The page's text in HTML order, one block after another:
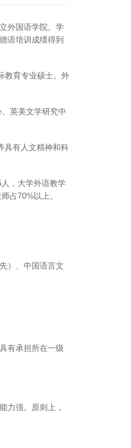
外国语学院。学
语培训成绩得到
教育专业硕士。外
英美文学研究中
具有人文精神和科
，大学外语教学
占70%以上。
）、中国语言文
有承担所在一级
力强。原则上，